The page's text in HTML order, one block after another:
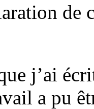
de
j’ai
a pu